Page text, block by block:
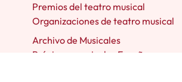
Premios del teatro musical
Organizaciones de teatro musical
Archivo de Musicales
Próximos musicales España